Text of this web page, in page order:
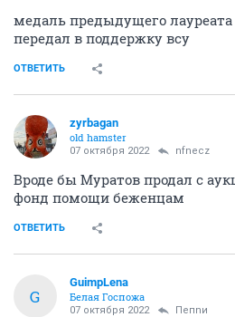
медаль предыдущего
передал в поддержку всу
ОТВЕТИТЬ
zyrbagan
old hamster
07 октября 2022 nfnecz
Вроде бы Муратов продал с
фонд помощи беженцам
ОТВЕТИТЬ
G
GuimpLena
Белая Госпожа
07 октября 2022 Пепnи